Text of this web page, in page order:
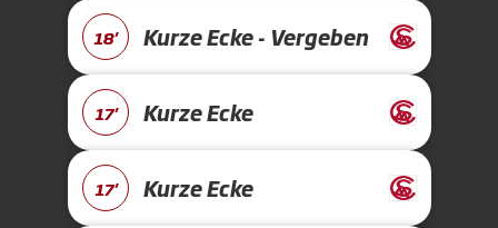
18' Kurze Ecke - Vergeben
17' Kurze Ecke
17' Kurze Ecke